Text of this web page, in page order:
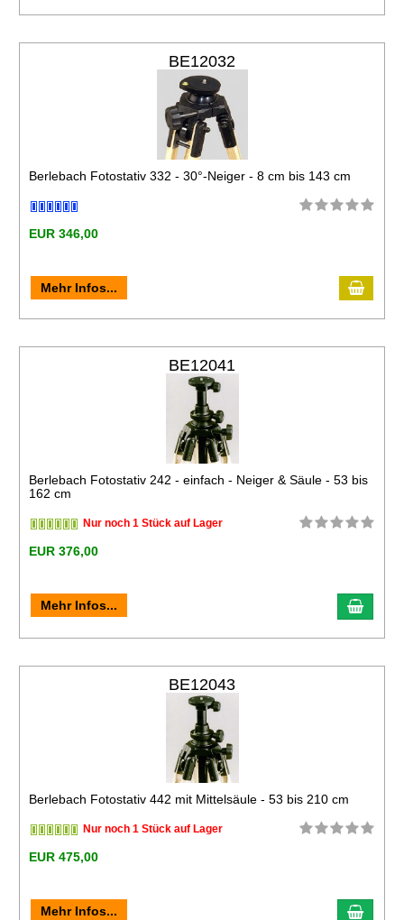
BE12032
Berlebach Fotostativ 332 - 30°-Neiger - 8 cm bis 143 cm
EUR 346,00
Mehr Infos...
BE12041
Berlebach Fotostativ 242 - einfach - Neiger & Säule - 53 bis
162 cm
Nur noch 1 Stück auf Lager
EUR 376,00
Mehr Infos...
BE12043
Berlebach Fotostativ 442 mit Mittelsäule - 53 bis 210 cm
Nur noch 1 Stück auf Lager
EUR 475,00
Mehr Infos...